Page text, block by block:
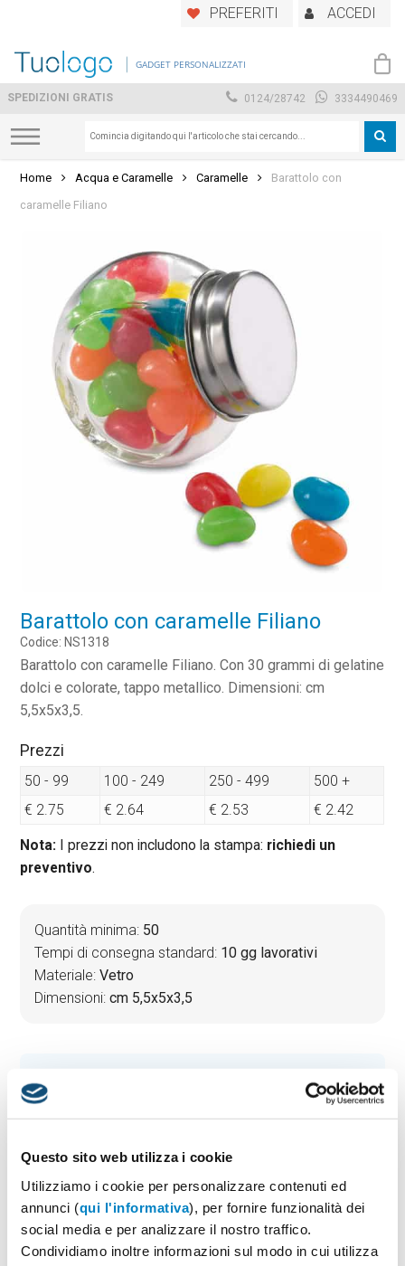
Questo sito web utilizza i cookie
Utilizziamo i cookie per personalizzare contenuti ed
annunci (qui l'informativa), per fornire funzionalità dei
social media e per analizzare il nostro traffico.
Condividiamo inoltre informazioni sul modo in cui utilizza
main
PREFERITI ACCEDI
GADGET PERSONALIZZATI
SPEDIZIONI GRATIS 0124/28742 3334490469
Home Acqua e Caramelle Caramelle
Barattolo con
caramelle Filiano
Barattolo con caramelle Filiano
Codice: NS1318
Barattolo con caramelle Filiano. Con 30 grammi di gelatine
dolci e colorate, tappo metallico. Dimensioni: cm
5,5x5x3,5.
Prezzi
50 - 99 100 - 249 250 - 499
500 +
€ 2.75
€ 2.64 € 2.53 € 2.42
Nota: I prezzi non includono la stampa: richiedi un
preventivo.
Quantità minima: 50
Tempi di consegna standard: 10 gg lavorativi
Materiale:Vetro
Dimensioni:cm 5,5x5x3,5
PREVENTIVO & BOZZA GRATUITA
Potrai indicare successivamente la suddivisione per
taglie e colore
Seleziona il colore: